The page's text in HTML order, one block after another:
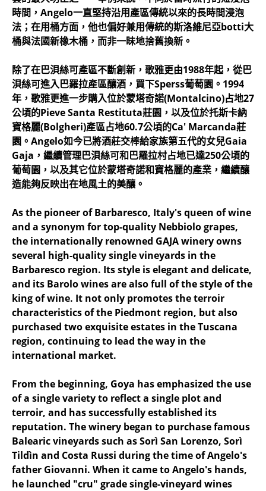
時間，Angelo一直堅持沿用產區傳統以來的長時間浸泡
法；在用桶方面，他也偏好兼用傳統的斯洛維尼亞botti大
桶與法國新橡木桶，而非一昧地捨舊換新。
除了在巴浿絲可產區不斷創新，歌雅更由1988年起，從巴
浿絲可進入巴羅拉產區釀酒，買下Sperss葡萄園。1994
年，歌雅更進一步購入位於蒙塔奇諾(Montalcino)占地27
公頃的Pieve Santa Restituta莊園，以及位於托斯卡納
寶格麗(Bolgheri)產區占地60.7公頃的Ca' Marcanda莊
園。Angelo如今已將酒莊交棒給家族第五代的女兒Gaia
Gaja，繼續管理巴浿絲可和巴羅拉村占地已達250公頃的
葡萄園，以及其它位於蒙塔奇諾和寶格麗的產業，繼續釀
造能夠反映出在地風土的美釀。
As the pioneer of Barbaresco, Italy's queen of wine
and a synonym for top-quality Nebbiolo grapes,
the internationally renowned GAJA winery owns
several high-quality single vineyards in the
Barbaresco region. Its style is elegant and delicate,
and its Barolo wines are also full of the style of the
king of wine. It not only promotes the terroir
characteristics of the Piedmont region, but also
purchased two exquisite estates in the Tuscana
region, continuing to lead the way in the
international market.
From the beginning, Goya has emphasized the use
of a single variety to reflect a single plot and
terroir, and has successfully established its
reputation. The winery began to purchase famous
Balearic vineyards such as Sorì San Lorenzo, Sorì
Tildìn and Costa Russi during the time of Angelo's
father Giovanni. When it came to Angelo's hands,
he launched "cru" grade single-vineyard wines